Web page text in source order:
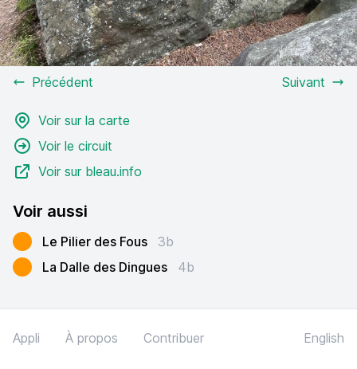
Précédent Suivant
Voir sur la carte
Voir le circuit
Voir sur bleau.info
Voir aussi
Le Pilier des Fous
3b
La Dalle des Dingues
4b
Appli À propos Contribuer English